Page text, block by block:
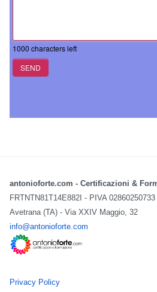
1000 characters left
SEND
antonioforte.com - Certificazioni &
FRTNTN81T14E882I - PIVA 02860250733
Avetrana (TA) - Via XXIV Maggio, 32
info@antonioforte.com
Privacy Policy